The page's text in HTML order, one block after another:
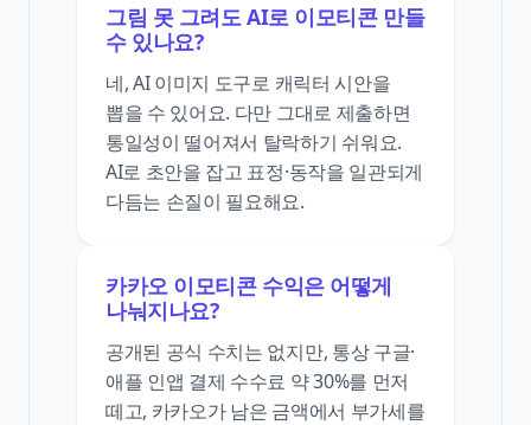
그림 못 그려도 AI로 이모티콘 만들
수 있나요?
네, AI 이미지 도구로 캐릭터 시안을
뽑을 수 있어요. 다만 그대로 제출하면
통일성이 떨어져서 탈락하기 쉬워요.
AI로 초안을 잡고 표정·동작을 일관되게
다듬는 손질이 필요해요.
카카오 이모티콘 수익은 어떻게
나눠지나요?
공개된 공식 수치는 없지만, 통상 구글·
애플 인앱 결제 수수료 약 30%를 먼저
떼고, 카카오가 남은 금액에서 부가세를